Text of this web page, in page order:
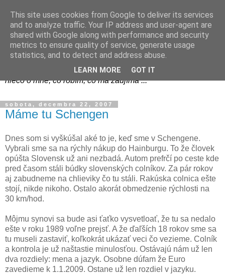
blog.vana.sk - Váňov blog
niečo o mne, čo robím, čo ma zaujíma ...
sobota, decembra 22, 2007
Máme tu Schengen
Dnes som si vyškúšal aké to je, keď sme v Schengene.
Vybrali sme sa na rýchly nákup do Hainburgu. To že človek
opúšta Slovensk už ani nezbadá. Autom prefrčí po ceste kde
pred časom stáli búdky slovenských colníkov. Za pár rokov
aj zabudneme na chlieviky čo tu stáli. Rakúska colnica ešte
stojí, nikde nikoho. Ostalo akorát obmedzenie rýchlosti na
30 km/hod.
Môjmu synovi sa bude asi ťaťko vysvetloať, že tu sa nedalo
ešte v roku 1989 voľne prejsť. A že ďaľších 18 rokov sme sa
tu museli zastaviť, koľkokrát ukázať veci čo vezieme. Colník
a kontrola je už naštastie minulosťou. Ostávajú nám už len
dva rozdiely: mena a jazyk. Osobne dúfam že Euro
zavedieme k 1.1.2009. Ostane už len rozdiel v jazyku.
This site uses cookies from Google to deliver its services
and to analyze traffic. Your IP address and user-agent are
shared with Google along with performance and security
metrics to ensure quality of service, generate usage
statistics, and to detect and address abuse.
LEARN MORE GOT IT